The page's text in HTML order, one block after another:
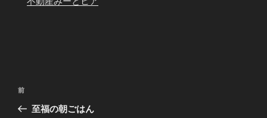
投
前
の
前
至福の朝ごはん